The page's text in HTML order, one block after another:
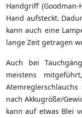
Handgriff
Hand aufsteckt.
kann auch eine
lange Zeit getragen
Auch bei
meistens
nach Akkugröße/
kann auf etwas Blei